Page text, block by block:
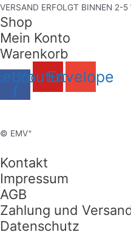
VERSAND ERFOLGT BINNEN 2-5
Shop
Mein Konto
Warenkorb
f
YoutubeEnvelope
© EMV+
Kontakt
Impressum
AGB
Zahlung und
Datenschutz